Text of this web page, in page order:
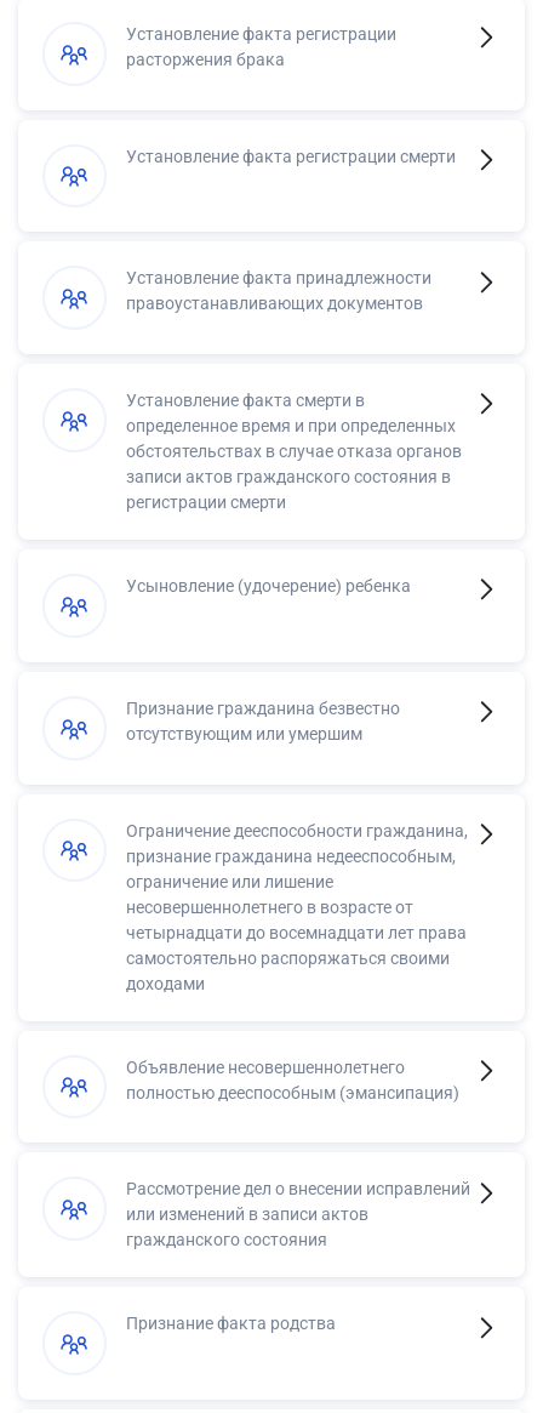
Установление факта регистрации
расторжения брака
Установление факта регистрации смерти
Установление факта принадлежности
правоустанавливающих документов
Установление факта смерти в
определенное время и при определенных
обстоятельствах в случае отказа органов
записи актов гражданского состояния в
регистрации смерти
Усыновление (удочерение) ребенка
Признание гражданина безвестно
отсутствующим или умершим
Ограничение дееспособности гражданина,
признание гражданина недееспособным,
ограничение или лишение
несовершеннолетнего в возрасте от
четырнадцати до восемнадцати лет права
самостоятельно распоряжаться своими
доходами
Объявление несовершеннолетнего
полностью дееспособным (эмансипация)
Рассмотрение дел о внесении исправлений
или изменений в записи актов
гражданского состояния
Признание факта родства